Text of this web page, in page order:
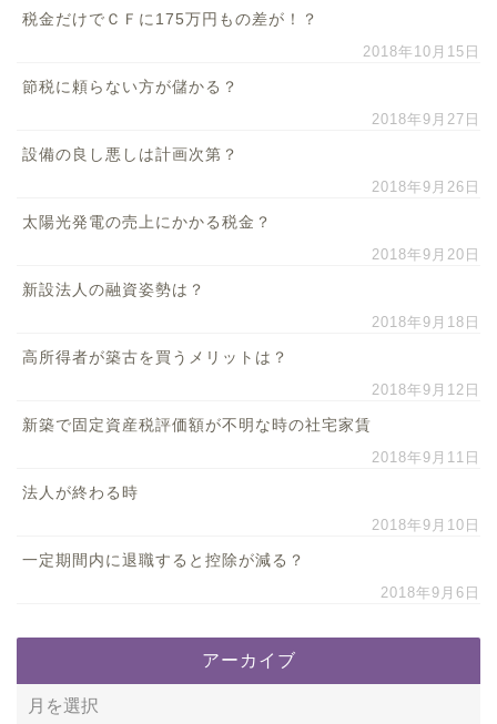
税金だけでＣＦに175万円もの差が！？
2018年10月15日
節税に頼らない方が儲かる？
2018年9月27日
設備の良し悪しは計画次第？
2018年9月26日
太陽光発電の売上にかかる税金？
2018年9月20日
新設法人の融資姿勢は？
2018年9月18日
高所得者が築古を買うメリットは？
2018年9月12日
新築で固定資産税評価額が不明な時の社宅家賃
2018年9月11日
法人が終わる時
2018年9月10日
一定期間内に退職すると控除が減る？
2018年9月6日
アーカイブ